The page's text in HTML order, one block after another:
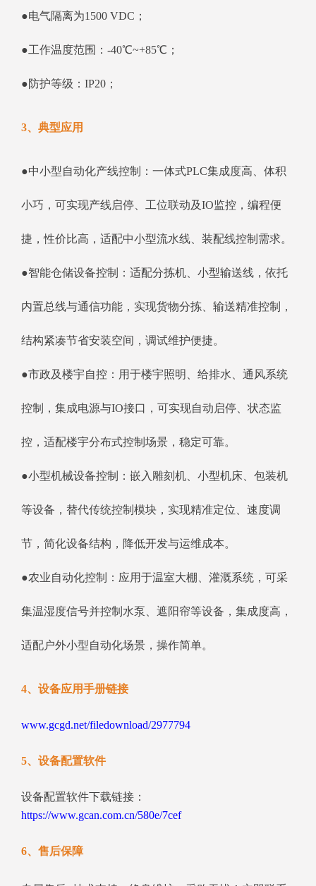
●电气隔离为1500 VDC；
●工作温度范围：-40℃~+85℃；
●防护等级：IP20；
3、典型应用
●中小型自动化产线控制：一体式PLC集成度高、体积
小巧，可实现产线启停、工位联动及IO监控，编程便
捷，性价比高，适配中小型流水线、装配线控制需求。
●智能仓储设备控制：适配分拣机、小型输送线，依托
内置总线与通信功能，实现货物分拣、输送精准控制，
结构紧凑节省安装空间，调试维护便捷。
●市政及楼宇自控：用于楼宇照明、给排水、通风系统
控制，集成电源与IO接口，可实现自动启停、状态监
控，适配楼宇分布式控制场景，稳定可靠。
●小型机械设备控制：嵌入雕刻机、小型机床、包装机
等设备，替代传统控制模块，实现精准定位、速度调
节，简化设备结构，降低开发与运维成本。
●农业自动化控制：应用于温室大棚、灌溉系统，可采
集温湿度信号并控制水泵、遮阳帘等设备，集成度高，
适配户外小型自动化场景，操作简单。
4、设备应用手册链接
www.gcgd.net/filedownload/2977794
5、设备配置软件
设备配置软件下载链接：
https://www.gcan.com.cn/580e/7cef
6、售后保障